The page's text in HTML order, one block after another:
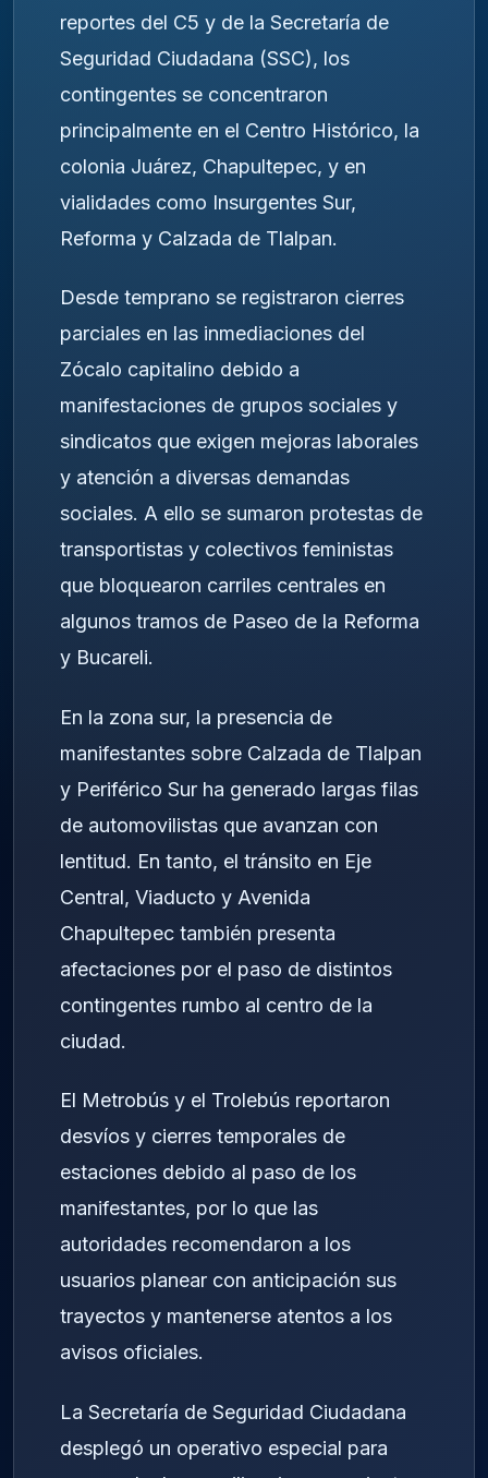
reportes del C5 y de la Secretaría de
Seguridad Ciudadana (SSC), los
contingentes se concentraron
principalmente en el Centro Histórico, la
colonia Juárez, Chapultepec, y en
vialidades como Insurgentes Sur,
Reforma y Calzada de Tlalpan.
Desde temprano se registraron cierres
parciales en las inmediaciones del
Zócalo capitalino debido a
manifestaciones de grupos sociales y
sindicatos que exigen mejoras laborales
y atención a diversas demandas
sociales. A ello se sumaron protestas de
transportistas y colectivos feministas
que bloquearon carriles centrales en
algunos tramos de Paseo de la Reforma
y Bucareli.
En la zona sur, la presencia de
manifestantes sobre Calzada de Tlalpan
y Periférico Sur ha generado largas filas
de automovilistas que avanzan con
lentitud. En tanto, el tránsito en Eje
Central, Viaducto y Avenida
Chapultepec también presenta
afectaciones por el paso de distintos
contingentes rumbo al centro de la
ciudad.
El Metrobús y el Trolebús reportaron
desvíos y cierres temporales de
estaciones debido al paso de los
manifestantes, por lo que las
autoridades recomendaron a los
usuarios planear con anticipación sus
trayectos y mantenerse atentos a los
avisos oficiales.
La Secretaría de Seguridad Ciudadana
desplegó un operativo especial para